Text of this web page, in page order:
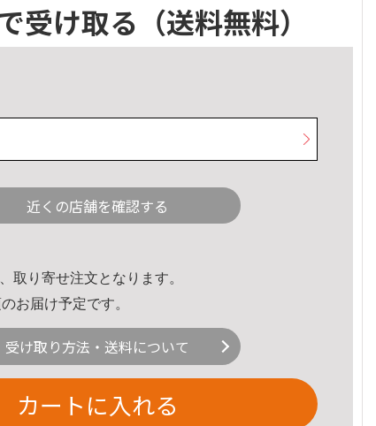
受け取る （送料無料）
近くの店舗を確認する
取り寄せ注文となります。
お届け予定です。
受け取り方法・送料について
カートに入れる